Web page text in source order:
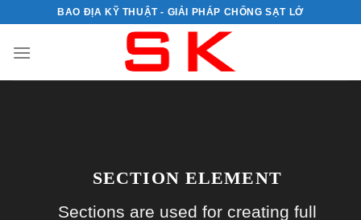
content
BAO ĐỊA KỸ THUẬT - GIẢI PHÁP CHỐNG SẠT LỞ
SECTION ELEMENT
Sections are used for creating full